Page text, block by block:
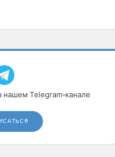
нашем Telegram‑канале